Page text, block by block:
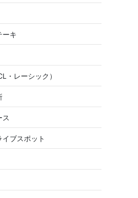
ーキ
・レーシック）
ス
ブスポット